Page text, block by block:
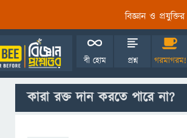
বিজ্ঞান ও
বী হোম প্রশ্ন গরমাগরম!
কারা রক্ত ​​দান করতে পারে না?